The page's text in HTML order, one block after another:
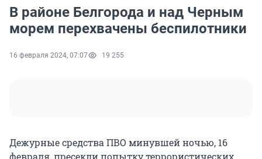
В районе Белгорода и над Черным
морем перехвачены беспилотники
16 февраля 2024, 07:07 19 255
Дежурные средства ПВО минувшей ночью, 16
февраля, пресекли попытку террористических